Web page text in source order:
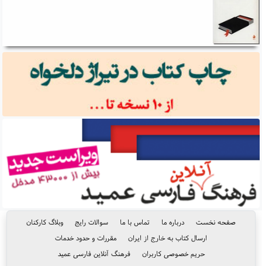
صفحه نخست درباره ما تماس با ما سوالات رایج
وبلاگ کارکنان
ارسال کتاب به خارج از ایران
مقررات و حدود خدمات
حریم خصوصی کاربران
فرهنگ آنلاین فارسی عمید